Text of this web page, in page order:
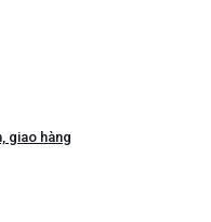
giao hàng